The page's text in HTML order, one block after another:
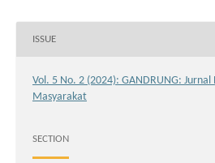
ISSUE
Vol. 5 No. 2 (2024): GANDRUNG: Jurnal
Masyarakat
SECTION